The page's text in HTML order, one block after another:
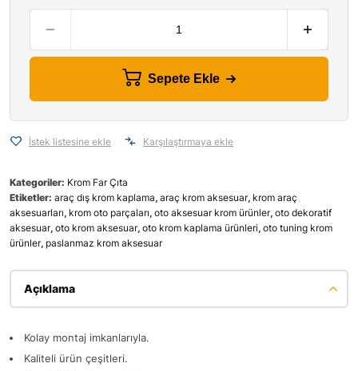
Sepete Ekle
İstek listesine ekle Karşılaştırmaya ekle
Kategoriler: Krom Far Çıta
Etiketler: araç dış krom kaplama, araç krom aksesuar, krom araç
aksesuarları, krom oto parçaları, oto aksesuar krom ürünler, oto dekoratif
aksesuar, oto krom aksesuar, oto krom kaplama ürünleri, oto tuning krom
ürünler, paslanmaz krom aksesuar
Açıklama
Kolay montaj imkanlarıyla.
Kaliteli ürün çeşitleri.